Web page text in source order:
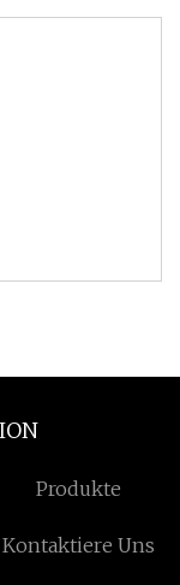
Produkte
Kontaktiere Uns